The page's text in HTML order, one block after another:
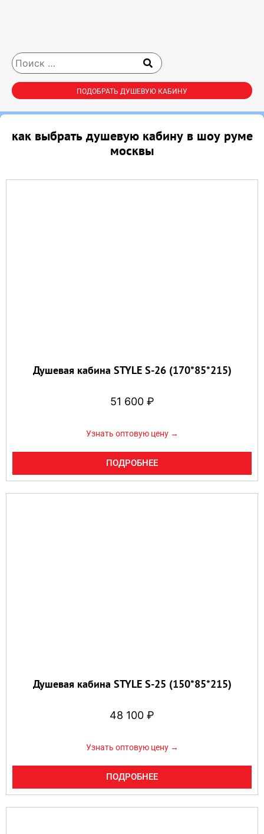
ПОДОБРАТЬ ДУШЕВУЮ КАБИНУ
как выбрать душевую кабину в шоу руме
москвы
Душевая кабина STYLE S-26 (170*85*215)
51 600 ₽
Узнать оптовую цену →
ПОДРОБНЕЕ
Душевая кабина STYLE S-25 (150*85*215)
48 100 ₽
Узнать оптовую цену →
ПОДРОБНЕЕ